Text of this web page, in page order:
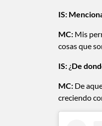
IS:
MC: Mis
cosas que
IS: ¿De
MC: De
creciendo